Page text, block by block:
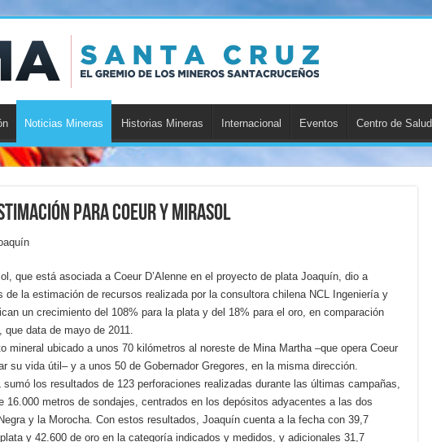
Noticias Mineras Historias Mineras Internacional Eventos Centro de Salud
para Coeur y Mirasol
que está asociada a Coeur D’Alenne en el proyecto de plata Joaquín, dio a
de la estimación de recursos realizada por la consultora chilena NCL Ingeniería y
un crecimiento del 108% para la plata y del 18% para el oro, en comparación
que data de mayo de 2011.
mineral ubicado a unos 70 kilómetros al noreste de Mina Martha –que opera Coeur
su vida útil– y a unos 50 de Gobernador Gregores, en la misma dirección.
sumó los resultados de 123 perforaciones realizadas durante las últimas campañas,
16.000 metros de sondajes, centrados en los depósitos adyacentes a las dos
y la Morocha. Con estos resultados, Joaquín cuenta a la fecha con 39,7
y 42.600 de oro en la categoría indicados y medidos, y adicionales 31,7